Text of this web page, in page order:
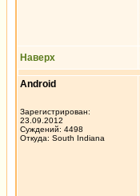
Наверх
Android
Зарегистрирован:
23.09.2012
Суждений: 4498
Откуда: South Indiana